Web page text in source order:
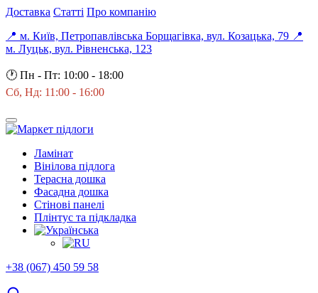
Доставка Статті Про компанію
📍 м. Київ, Петропавлівська Борщагівка, вул. Козацька, 79 📍
м. Луцьк, вул. Рівненська, 123
🕐 Пн - Пт: 10:00 - 18:00
Сб, Нд: 11:00 - 16:00
Ламінат
Вінілова підлога
Терасна дошка
Фасадна дошка
Стінові панелі
Плінтус та підкладка
+38 (067) 450 59 58